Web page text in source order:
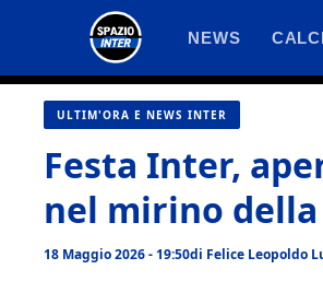
contenuto
NEWS
ULTIM'ORA E NEWS INTER
Festa Inter,
nel mirino della
18 Maggio 2026 - 19:50di Felice Leopoldo